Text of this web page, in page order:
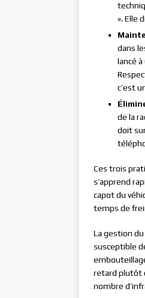
». Elle
dans
lancé
c’est
de la
doit
Ces trois
s’apprend
capot du
temps de
La gestion
susceptible
retard plutôt
nombre